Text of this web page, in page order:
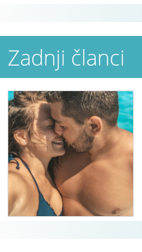
Zadnji članci